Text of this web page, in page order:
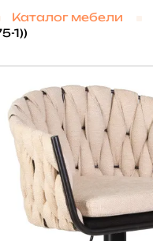
Каталог мебели
1))